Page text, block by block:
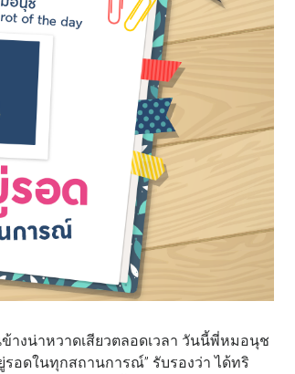
างน่าหวาดเสียวตลอดเวลา วันนี้พี่หมอนุช
รอดในทุกสถานการณ์” รับรองว่า ได้ทริ